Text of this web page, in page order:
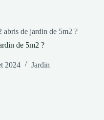
abris de jardin de 5m2 ?
de 5m2 ?
2024 Jardin